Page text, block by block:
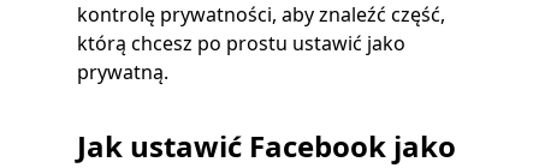
kontrolę prywatności, aby znaleźć część,
którą chcesz po prostu ustawić jako
prywatną.
Jak ustawić Facebook jako